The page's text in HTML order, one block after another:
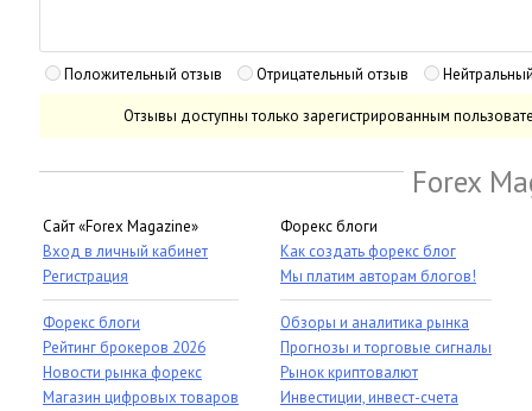
Положительный отзыв Отрицательный отзыв
Отзывы доступны только зарегистрированным
Forex
Сайт «Forex Magazine»
Вход в личный кабинет
Регистрация
Форекс блоги
Рейтинг брокеров 2026
Новости рынка форекс
Магазин цифровых товаров
Форекс блоги
Как создать форекс блог
Мы платим авторам блогов!
Обзоры и аналитика рынка
Прогнозы и торговые сигналы
Рынок криптовалют
Инвестиции, инвест-счета